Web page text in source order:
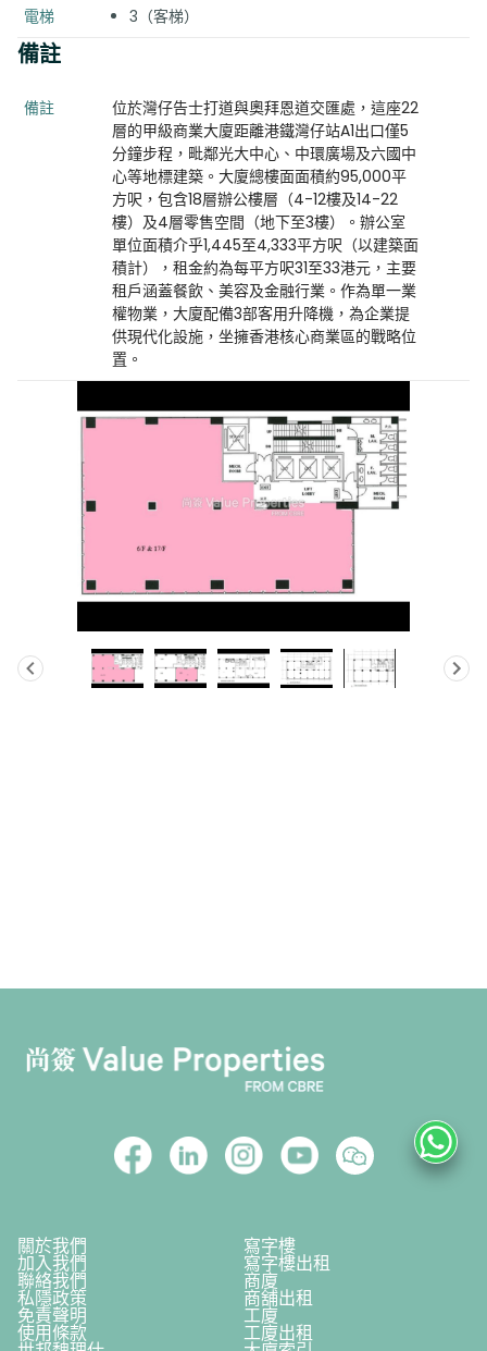
電梯 3（客梯）
備註
備註
位於灣仔告士打道與奧拜恩道交匯處，這座22
層的甲級商業大廈距離港鐵灣仔站A1出口僅5
分鐘步程，毗鄰光大中心、中環廣場及六國中
心等地標建築。大廈總樓面面積約95,000平
方呎，包含18層辦公樓層（4-12樓及14-22
樓）及4層零售空間（地下至3樓）。辦公室
單位面積介乎1,445至4,333平方呎（以建築面
積計），租金約為每平方呎31至33港元，主要
租戶涵蓋餐飲、美容及金融行業。作為單一業
權物業，大廈配備3部客用升降機，為企業提
供現代化設施，坐擁香港核心商業區的戰略位
置。
關於我們 寫字樓
加入我們 寫字樓出租
聯絡我們 商廈
私隱政策 商舖出租
免責聲明 工廈
使用條款 工廈出租